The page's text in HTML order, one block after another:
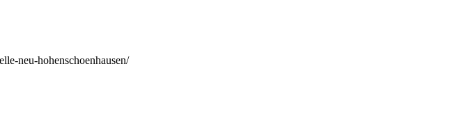
neu-hohenschoenhausen/